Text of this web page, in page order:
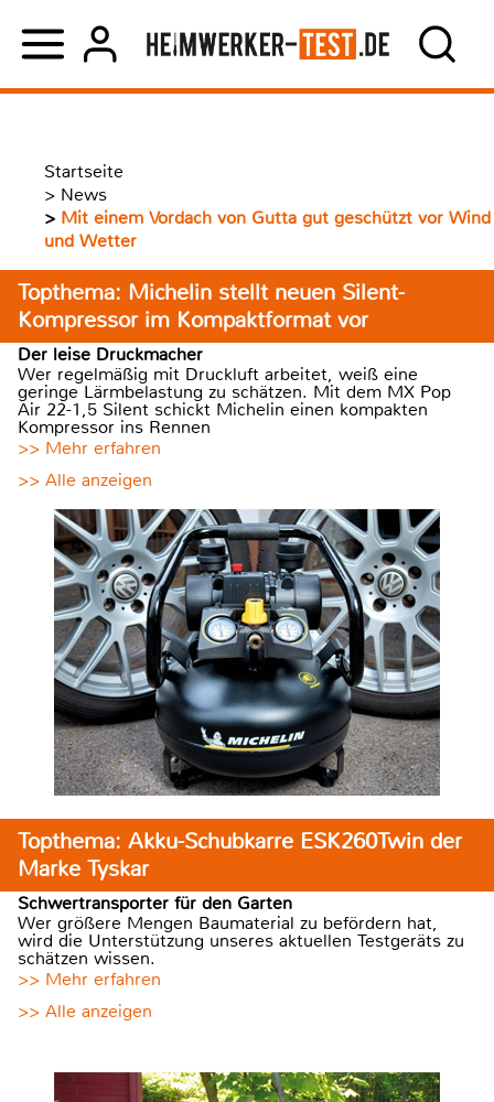
Startseite
> News
> Mit einem Vordach von Gutta gut geschützt vor Wind
und Wetter
Topthema: Michelin stellt neuen Silent-
Kompressor im Kompaktformat vor
Der leise Druckmacher
Wer regelmäßig mit Druckluft arbeitet, weiß eine
geringe Lärmbelastung zu schätzen. Mit dem MX Pop
Air 22-1,5 Silent schickt Michelin einen kompakten
Kompressor ins Rennen
>> Mehr erfahren
>> Alle anzeigen
Topthema: Akku-Schubkarre ESK260Twin der
Marke Tyskar
Schwertransporter für den Garten
Wer größere Mengen Baumaterial zu befördern hat,
wird die Unterstützung unseres aktuellen Testgeräts zu
schätzen wissen.
>> Mehr erfahren
>> Alle anzeigen